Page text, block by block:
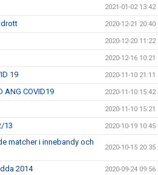
2021-01-02 13:42
2020-12-21 20:40
2020-12-20 11:22
2020-12-16 10:21
19 2020-11-10 21:11
ANG COVID19 2020-11-10 15:42
2020-11-10 15:21
13 2020-10-19 10:45
matcher i innebandy och
2020-10-15 20:35
2014 2020-09-24 09:56